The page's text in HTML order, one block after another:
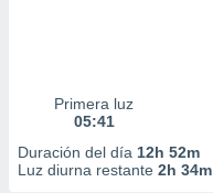
Primera luz
05:41
Duración del día 12h 52m
Luz diurna restante 2h 34m